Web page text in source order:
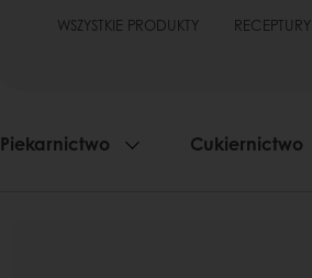
WSZYSTKIE PRODUKTY RECEPTURY
Piekarnictwo Cukiernictwo